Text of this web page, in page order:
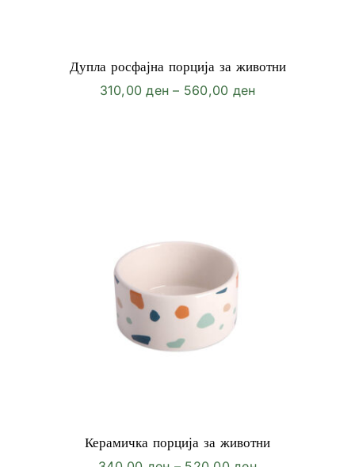
Дупла росфајна порција за животни
310,00ден – 560,00 денPrice
Керамичка порција за животни